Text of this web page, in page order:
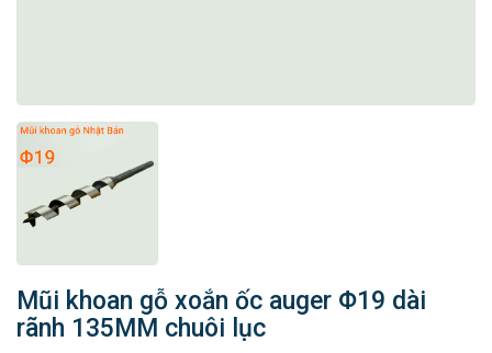
Mũi khoan gỗ xoắn ốc auger Φ19 dài
rãnh 135MM chuôi lục